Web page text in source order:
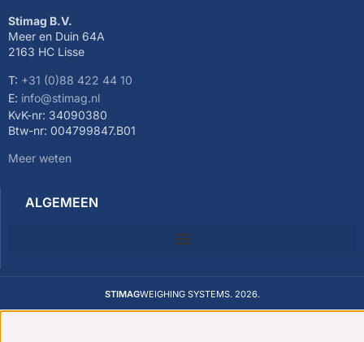
Stimag B.V.
Meer en Duin 64A
2163 HC Lisse
T: +31 (0)88 422 44 10
E: info@stimag.nl
KvK-nr: 34090380
Btw-nr: 004799847.B01
Meer weten
ALGEMEEN
STIMAGWEIGHING SYSTEMS. 2026.